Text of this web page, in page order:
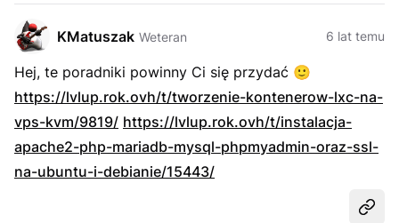
KMatuszak Weteran 6 lat temu
Hej, te poradniki powinny Ci się przydać 🙂
https://lvlup.rok.ovh/t/tworzenie-kontenerow-lxc-na-
vps-kvm/9819/ https://lvlup.rok.ovh/t/instalacja-
apache2-php-mariadb-mysql-phpmyadmin-oraz-ssl-
na-ubuntu-i-debianie/15443/